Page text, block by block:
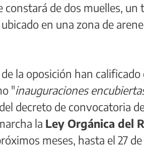
constará de dos muelles,
en una zona de
la oposición han
"inauguraciones
decreto de convocatoria
la Ley Orgánica del
meses, hasta el 27